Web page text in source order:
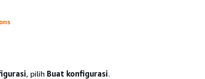
, pilih Buat konfigurasi.